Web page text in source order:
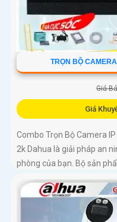
TRỌN BỘ
Giá
Giá
Combo Trọn Bộ Camera
2k Dahua là giải pháp an
phòng của bạn. Bộ sản
giải cao 2K, đảm bảo hình